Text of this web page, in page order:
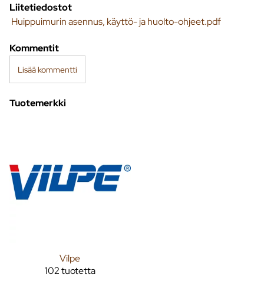
Liitetiedostot
Huippuimurin asennus, käyttö- ja huolto-ohjeet.pdf
Kommentit
Lisää kommentti
Tuotemerkki
Vilpe
102 tuotetta